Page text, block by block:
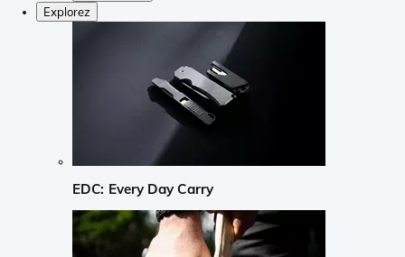
Explorez
EDC: Every Day Carry